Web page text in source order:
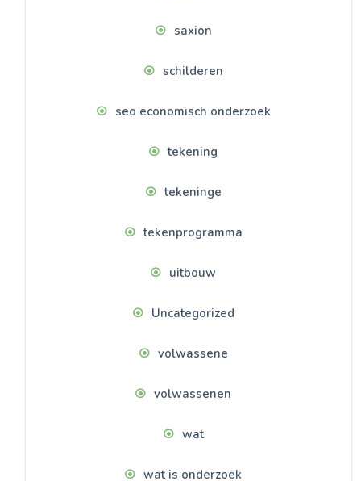
saxion
schilderen
seo economisch onderzoek
tekening
tekeninge
tekenprogramma
uitbouw
Uncategorized
volwassene
volwassenen
wat
wat is onderzoek